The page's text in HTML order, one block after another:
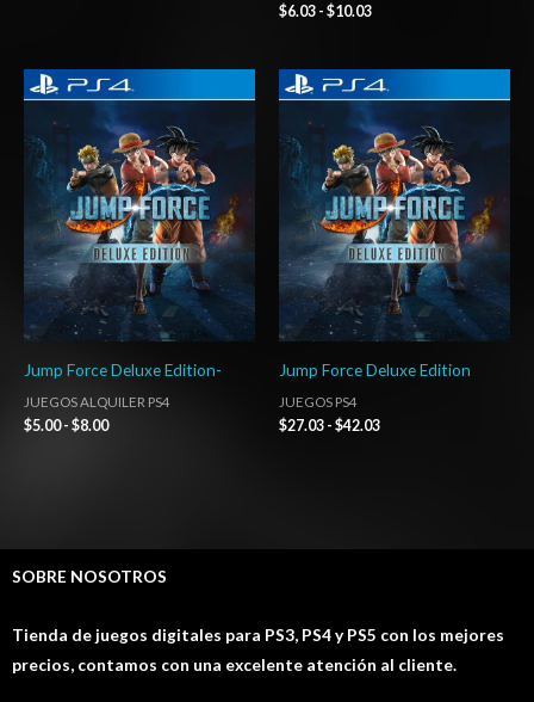
$6.03 - $10.03
Jump Force Deluxe Edition-
JUEGOS ALQUILER PS4
$5.00 - $8.00
Rango
de
desde
$5.00
hasta
$8.00
Jump Force Deluxe Edition
JUEGOS PS4
$27.03 - $42.03
Rango
de
desde
$27.03
hasta
$42.03
SOBRE NOSOTROS
Tienda de juegos digitales para PS3, PS4 y PS5 con los mejores
precios, contamos con una excelente atención al cliente.